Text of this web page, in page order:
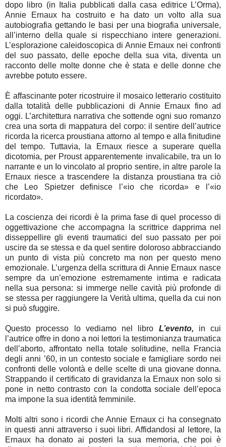
dopo libro (in Italia pubblicati dalla casa editrice L’Orma),
Annie Ernaux ha costruito e ha dato un volto alla sua
autobiografia gettando le basi per una biografia universale,
all’interno della quale si rispecchiano intere generazioni.
L’esplorazione caleidoscopica di Annie Ernaux nei confronti
del suo passato, delle epoche della sua vita, diventa un
racconto delle molte donne che è stata e delle donne che
avrebbe potuto essere.
È affascinante poter ricostruire il mosaico letterario costituito
dalla totalità delle pubblicazioni di Annie Ernaux fino ad
oggi. L’architettura narrativa che sottende ogni suo romanzo
crea una sorta di mappatura del corpo: il sentire dell’autrice
ricorda la ricerca proustiana attorno al tempo e alla finitudine
del tempo. Tuttavia, la Ernaux riesce a superare quella
dicotomia, per Proust apparentemente invalicabile, tra un Io
narrante e un Io vincolato al proprio sentire, in altre parole la
Ernaux riesce a trascendere la distanza proustiana tra ciò
che Leo Spietzer definisce l’«io che ricorda» e l’«io
ricordato».
La coscienza dei ricordi è la prima fase di quel processo di
oggettivazione che accompagna la scrittrice dapprima nel
disseppellire gli eventi traumatici del suo passato per poi
uscire da se stessa e da quel sentire doloroso abbracciando
un punto di vista più concreto ma non per questo meno
emozionale. L’urgenza della scrittura di Annie Ernaux nasce
sempre da un’emozione estremamente intima e radicata
nella sua persona: si immerge nelle cavità più profonde di
se stessa per raggiungere la Verità ultima, quella da cui non
si può sfuggire.
Questo processo lo vediamo nel libro L’evento, in cui
l’autrice offre in dono a noi lettori la testimonianza traumatica
dell’aborto, affrontato nella totale solitudine, nella Francia
degli anni ’60, in un contesto sociale e famigliare sordo nei
confronti delle volontà e delle scelte di una giovane donna.
Strappando il certificato di gravidanza la Ernaux non solo si
pone in netto contrasto con la condotta sociale dell’epoca
ma impone la sua identità femminile.
Molti altri sono i ricordi che Annie Ernaux ci ha consegnato
in questi anni attraverso i suoi libri. Affidandosi al lettore, la
Ernaux ha donato ai posteri la sua memoria, che poi è